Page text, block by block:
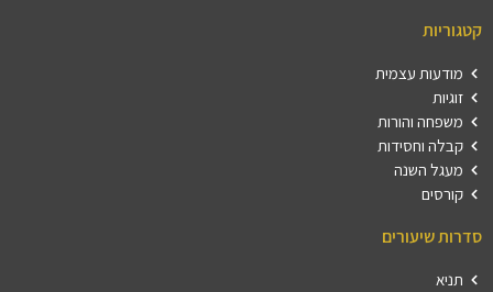
קטגוריות
מודעות עצמית
זוגיות
משפחה והורות
קבלה וחסידות
מעגל השנה
קורסים
סדרות שיעורים
תניא